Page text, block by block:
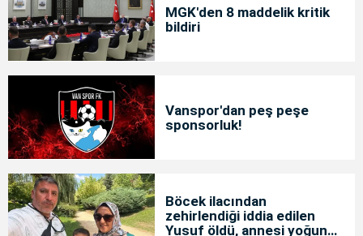
MGK'den 8 maddelik kritik
bildiri
Vanspor'dan peş peşe
sponsorluk!
Böcek ilacından
zehirlendiği iddia edilen
Yusuf öldü, annesi yoğun